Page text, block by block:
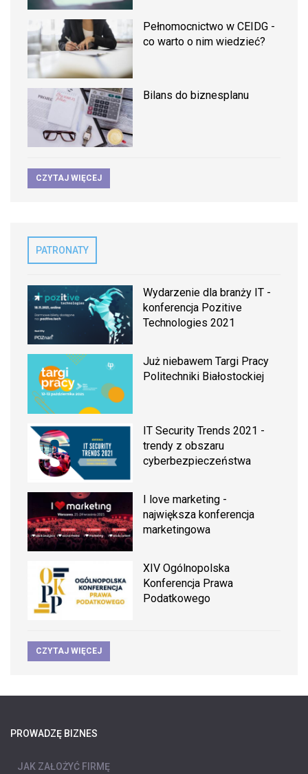
Pełnomocnictwo w CEIDG -
co warto o nim wiedzieć?
Bilans do biznesplanu
CZYTAJ WIĘCEJ
PATRONATY
Wydarzenie dla branży IT -
konferencja Pozitive
Technologies 2021
Już niebawem Targi Pracy
Politechniki Białostockiej
IT Security Trends 2021 -
trendy z obszaru
cyberbezpieczeństwa
I love marketing -
największa konferencja
marketingowa
XIV Ogólnopolska
Konferencja Prawa
Podatkowego
CZYTAJ WIĘCEJ
PROWADZĘ BIZNES
JAK ZAŁOŻYĆ FIRMĘ